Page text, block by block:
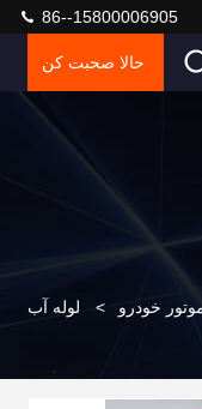
86--15800006905
حالا صحبت کن
خودرو > لوله آب